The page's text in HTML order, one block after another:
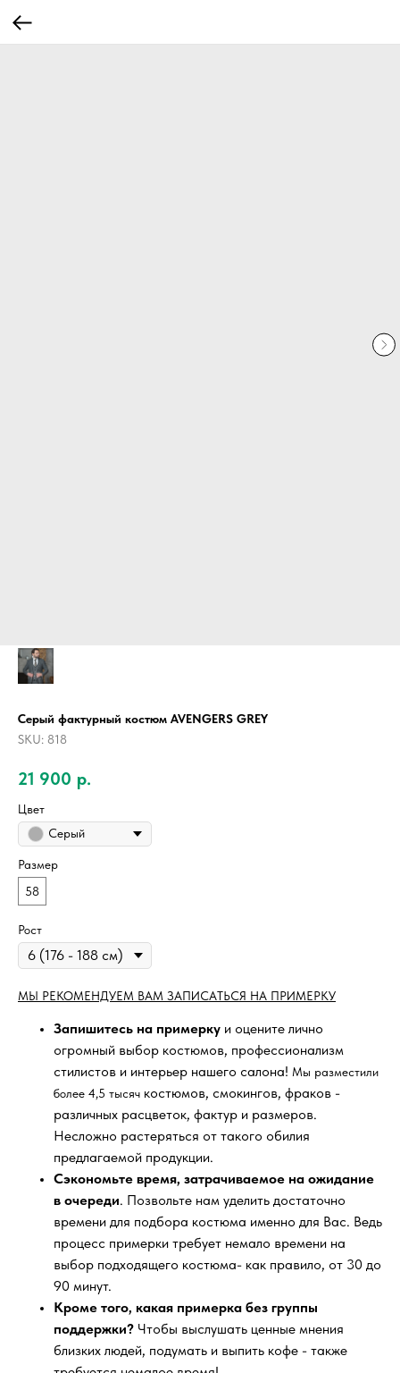
Серый фактурный костюм AVENGERS GREY
SKU: 818
21 900 р.
Цвет
Серый
Размер
58
Рост
МЫ РЕКОМЕНДУЕМ ВАМ ЗАПИСАТЬСЯ НА ПРИМЕРКУ
Запишитесь на примерку и оцените лично
огромный выбор костюмов, профессионализм
стилистов и интерьер нашего салона! Мы разместили
более 4,5 тысяч костюмов, смокингов, фраков -
различных расцветок, фактур и размеров.
Несложно растеряться от такого обилия
предлагаемой продукции.
Сэкономьте время, затрачиваемое на ожидание
в очереди. Позвольте нам уделить достаточно
времени для подбора костюма именно для Вас. Ведь
процесс примерки требует немало времени на
выбор подходящего костюма- как правило, от 30 до
90 минут.
Кроме того, какая примерка без группы
поддержки? Чтобы выслушать ценные мнения
близких людей, подумать и выпить кофе - также